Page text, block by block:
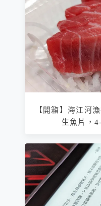
【開箱】海江河
生魚片，